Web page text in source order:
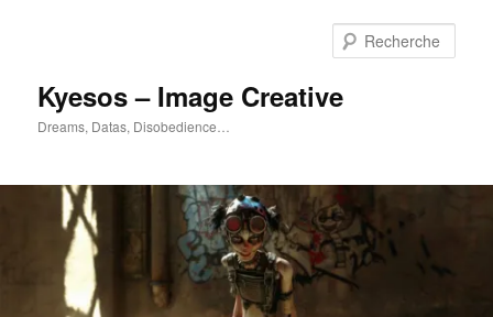
Kyesos – Image Creative
Dreams, Datas, Disobedience…